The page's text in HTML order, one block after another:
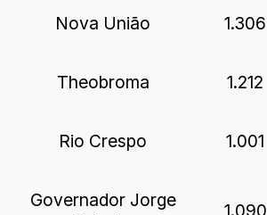
Nova União 1.306
Theobroma 1.212
Rio Crespo 1.001
Governador Jorge
1.090